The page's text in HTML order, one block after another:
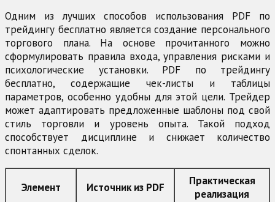
Одним из лучших способов использования PDF по
трейдингу бесплатно является создание персонального
торгового плана. На основе прочитанного можно
сформулировать правила входа, управления рисками и
психологические установки. PDF по трейдингу
бесплатно, содержащие чек-листы и таблицы
параметров, особенно удобны для этой цели. Трейдер
может адаптировать предложенные шаблоны под свой
стиль торговли и уровень опыта. Такой подход
способствует дисциплине и снижает количество
спонтанных сделок.
Элемент Источник из PDF
Практическая
реализация